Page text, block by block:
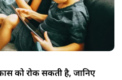
को रोक सकती है, जानिए